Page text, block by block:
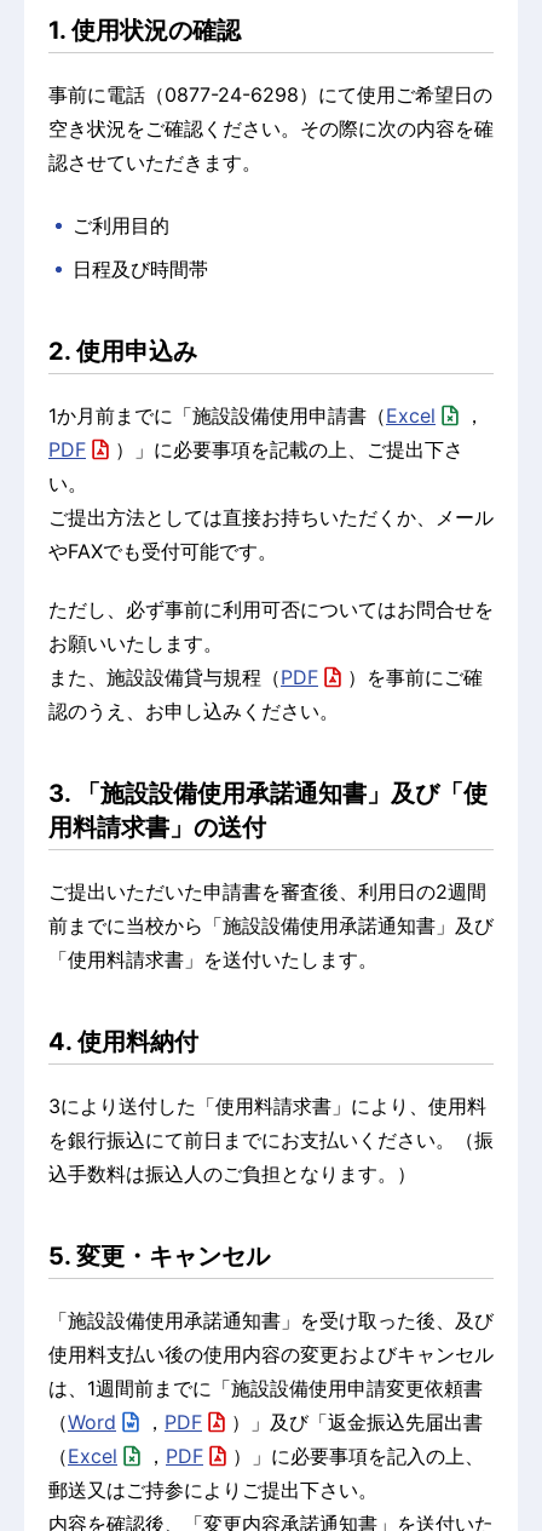
1. 使用状況の確認
事前に電話（0877-24-6298）にて使用ご希望日の
空き状況をご確認ください。その際に次の内容を確
認させていただきます。
ご利用目的
日程及び時間帯
2. 使用申込み
1か月前までに「施設設備使用申請書（Excel
，
PDF
）」に必要事項を記載の上、ご提出下さ
い。
ご提出方法としては直接お持ちいただくか、メール
やFAXでも受付可能です。
ただし、必ず事前に利用可否についてはお問合せを
お願いいたします。
また、施設設備貸与規程（PDF
）を事前にご確
認のうえ、お申し込みください。
3. 「施設設備使用承諾通知書」及び「使
用料請求書」の送付
ご提出いただいた申請書を審査後、利用日の2週間
前までに当校から「施設設備使用承諾通知書」及び
「使用料請求書」を送付いたします。
4. 使用料納付
3により送付した「使用料請求書」により、使用料
を銀行振込にて前日までにお支払いください。（振
込手数料は振込人のご負担となります。）
5. 変更・キャンセル
「施設設備使用承諾通知書」を受け取った後、及び
使用料支払い後の使用内容の変更およびキャンセル
は、1週間前までに「施設設備使用申請変更依頼書
（Word ， PDF
）」及び「返金振込先届出書
（Excel ， PDF
）」に必要事項を記入の上、
郵送又はご持参によりご提出下さい。
内容を確認後、「変更内容承諾通知書」を送付いた